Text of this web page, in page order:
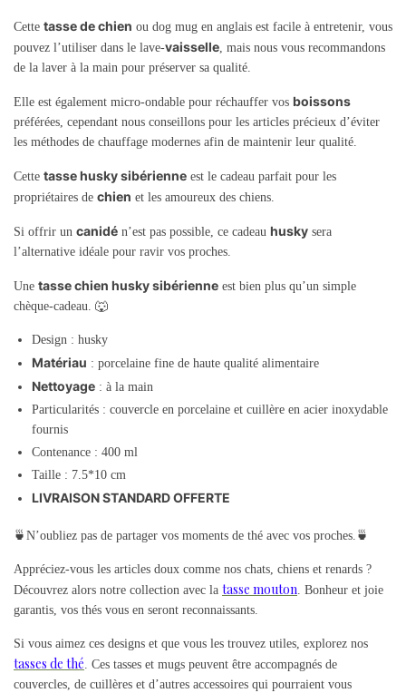
Cette tasse de chien ou dog mug en anglais est facile à entretenir, vous
pouvez l’utiliser dans le lave-vaisselle , mais nous vous recommandons
de la laver à la main pour préserver sa qualité.
Elle est également micro-ondable pour réchauffer vos boissons
préférées, cependant nous conseillons pour les articles précieux d’éviter
les méthodes de chauffage modernes afin de maintenir leur qualité.
Cette tasse husky sibérienne est le cadeau parfait pour les
propriétaires de chien et les amoureux des chiens.
Si offrir un canidé n’est pas possible, ce cadeau husky sera
l’alternative idéale pour ravir vos proches.
Une tasse chien husky sibérienne est bien plus qu’un simple
chèque-cadeau. 🐺
Design : husky
Matériau : porcelaine fine de haute qualité alimentaire
Nettoyage : à la main
Particularités : couvercle en porcelaine et cuillère en acier inoxydable
fournis
Contenance : 400 ml
Taille : 7.5*10 cm
LIVRAISON STANDARD OFFERTE
🍵N’oubliez pas de partager vos moments de thé avec vos proches.🍵
Appréciez-vous les articles doux comme nos chats, chiens et renards ?
Découvrez alors notre collection avec la tasse mouton. Bonheur et joie
garantis, vos thés vous en seront reconnaissants.
Si vous aimez ces designs et que vous les trouvez utiles, explorez nos
tasses de thé. Ces tasses et mugs peuvent être accompagnés de
couvercles, de cuillères et d’autres accessoires qui pourraient vous